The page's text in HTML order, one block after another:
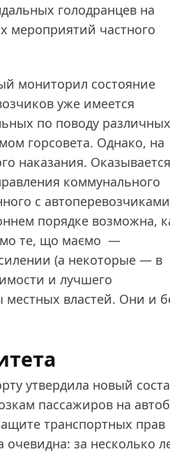
голодранцев на
мероприятий частного
мониторил состояние
уже имеется
по поводу различных
горсовета. Однако, на
наказания.
коммунального
с автоперевозчиками
порядке возможна,
те, що маємо —
(а некоторые — в
и лучшего
местных властей. Они и
утвердила новый
пассажиров на
транспортных прав
за несколько